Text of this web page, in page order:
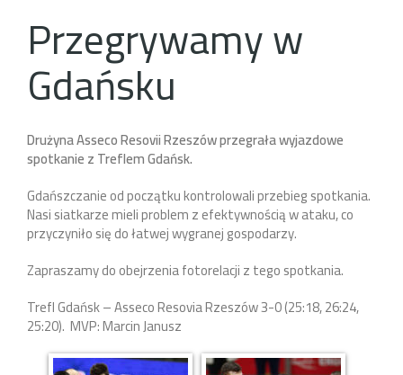
Przegrywamy w
Gdańsku
Drużyna Asseco Resovii Rzeszów przegrała wyjazdowe
spotkanie z Treflem Gdańsk.
Gdańszczanie od początku kontrolowali przebieg spotkania.
Nasi siatkarze mieli problem z efektywnością w ataku, co
przyczyniło się do łatwej wygranej gospodarzy.
Zapraszamy do obejrzenia fotorelacji z tego spotkania.
Trefl Gdańsk – Asseco Resovia Rzeszów 3-0 (25:18, 26:24,
25:20). MVP: Marcin Janusz